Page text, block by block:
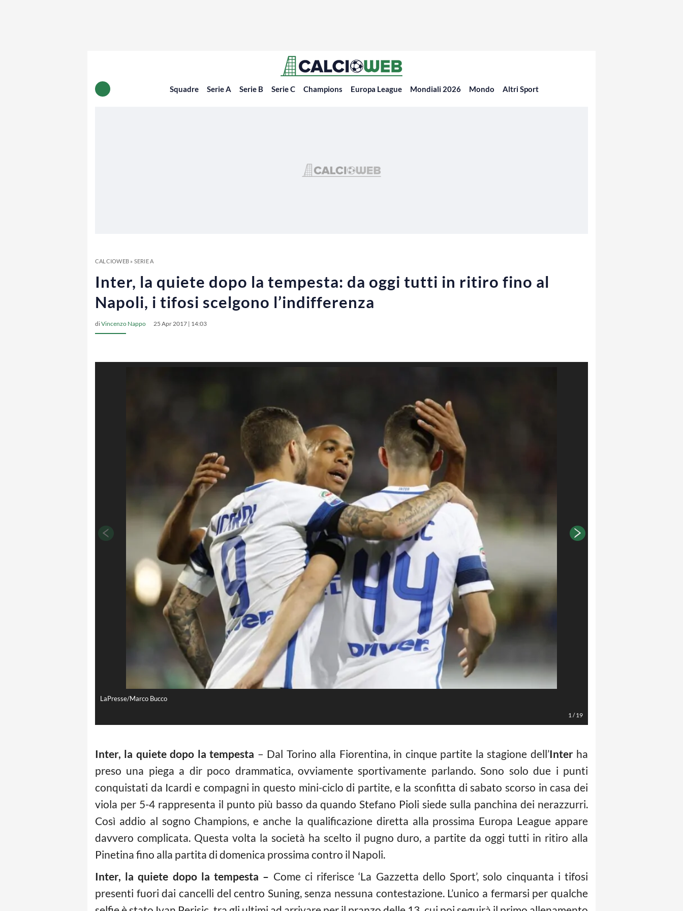
Squadre Serie A Serie B Serie C Champions Europa League Mondiali 2026 Mondo Altri Sport
CALCIOWEB» SERIE A
Inter, la quiete dopo la tempesta: da oggi tutti in ritiro fino al
Napoli, i tifosi scelgono l’indifferenza
diVincenzo Nappo 25 Apr 2017 | 14:03
LaPresse/Marco Bucco
1/19
Inter, la quiete dopo la tempesta – Dal Torino alla Fiorentina, in cinque partite la stagione dell’Interha
preso una piega a dir poco drammatica, ovviamente sportivamente parlando. Sono solo due i punti
conquistati da Icardi e compagni in questo mini-ciclo di partite, e la sconfitta di sabato scorso in casa dei
viola per 5-4 rappresenta il punto più basso da quando Stefano Pioli siede sulla panchina dei nerazzurri.
Così addio al sogno Champions, e anche la qualificazione diretta alla prossima Europa League appare
davvero complicata. Questa volta la società ha scelto il pugno duro, a partite da oggi tutti in ritiro alla
Pinetina fino alla partita di domenica prossima contro il Napoli.
Inter, la quiete dopo la tempesta – Come ci riferisce ‘La Gazzetta dello Sport’, solo cinquanta i tifosi
presenti fuori dai cancelli del centro Suning, senza nessuna contestazione. L’unico a fermarsi per qualche